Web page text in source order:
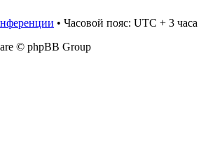
• Часовой пояс: UTC + 3 часа
© phpBB Group